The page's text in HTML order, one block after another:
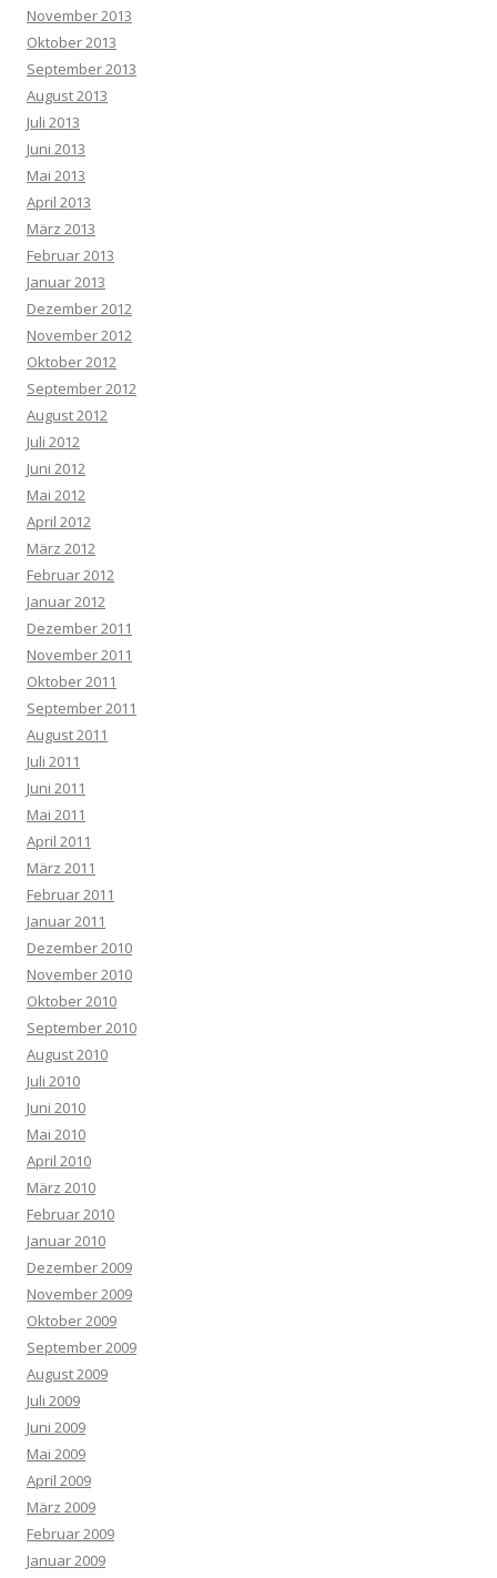
November 2013
Oktober 2013
September 2013
August 2013
Juli 2013
Juni 2013
Mai 2013
April 2013
März 2013
Februar 2013
Januar 2013
Dezember 2012
November 2012
Oktober 2012
September 2012
August 2012
Juli 2012
Juni 2012
Mai 2012
April 2012
März 2012
Februar 2012
Januar 2012
Dezember 2011
November 2011
Oktober 2011
September 2011
August 2011
Juli 2011
Juni 2011
Mai 2011
April 2011
März 2011
Februar 2011
Januar 2011
Dezember 2010
November 2010
Oktober 2010
September 2010
August 2010
Juli 2010
Juni 2010
Mai 2010
April 2010
März 2010
Februar 2010
Januar 2010
Dezember 2009
November 2009
Oktober 2009
September 2009
August 2009
Juli 2009
Juni 2009
Mai 2009
April 2009
März 2009
Februar 2009
Januar 2009